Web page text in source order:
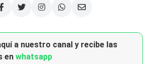
a nuestro canal y recibe las
enwhatsapp